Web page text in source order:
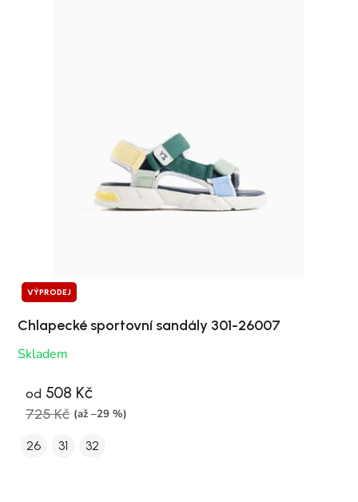
VÝPRODEJ
Chlapecké sportovní sandály 301-26007
Skladem
od 508 Kč
725 Kč (až –29 %)
26 31 32